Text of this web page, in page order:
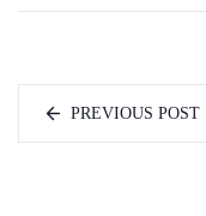
PREVIOUS POST